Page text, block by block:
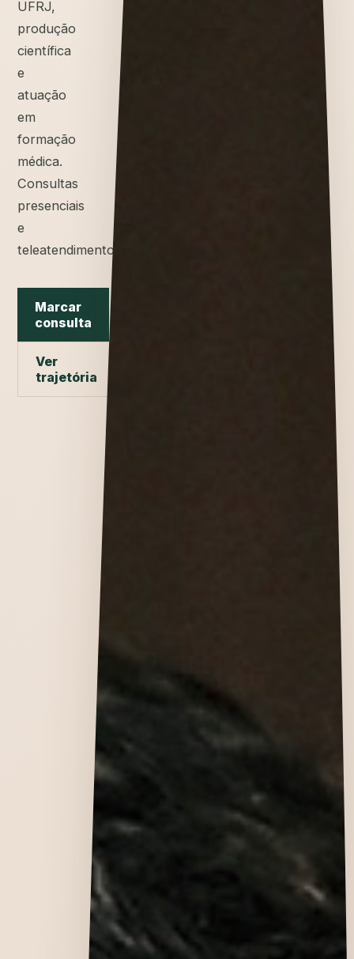
UFRJ,
produção
científica
e
atuação
em
formação
médica.
Consultas
presenciais
e
teleatendimento.
Marcar
consulta
Ver
trajetória